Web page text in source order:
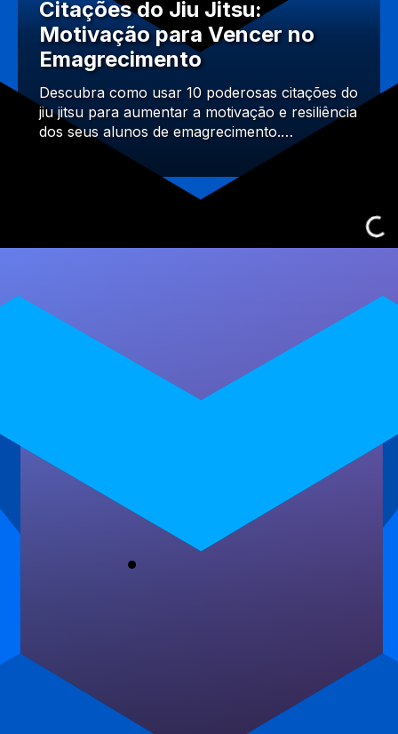
Citações do Jiu Jitsu:
Motivação para Vencer no
Emagrecimento
Descubra como usar 10 poderosas citações do
jiu jitsu para aumentar a motivação e resiliência
dos seus alunos de emagrecimento.…